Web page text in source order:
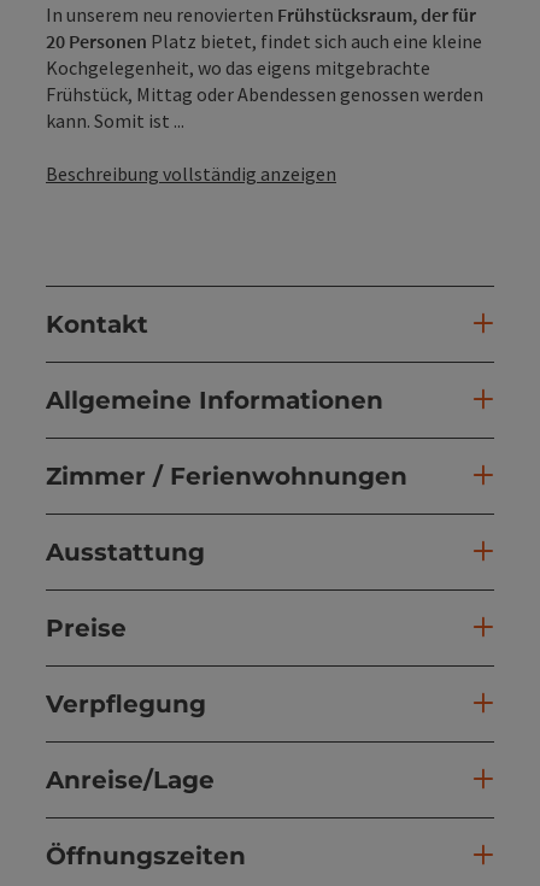
In unserem neu renovierten Frühstücksraum, der für
20 Personen Platz bietet, findet sich auch eine kleine
Kochgelegenheit, wo das eigens mitgebrachte
Frühstück, Mittag oder Abendessen genossen werden
kann. Somit ist ...
Beschreibung vollständig anzeigen
Kontakt
Allgemeine Informationen
Zimmer / Ferienwohnungen
Ausstattung
Preise
Verpflegung
Anreise/Lage
Öffnungszeiten